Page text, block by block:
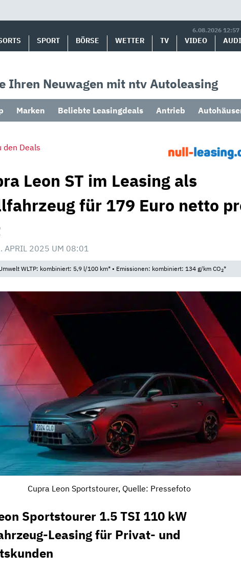
6.08.2026
SPORT BÖRSE WETTER TV VIDEO
Ihren Neuwagen mit ntv Autoleasing
Marken Beliebte Leasingdeals Antrieb
den Deals
Leon ST im Leasing als
für 179 Euro netto
APRIL 2025 UM 08:01
WLTP: kombiniert: 5,9 l/100 km* • Emissionen: kombiniert: 134 g/km CO2*
Cupra Leon Sportstourer, Quelle: Pressefoto
Sportstourer 1.5 TSI 110 kW
Leasing für Privat- und